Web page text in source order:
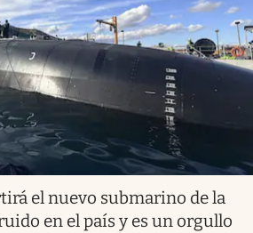
el nuevo submarino de la
en el país y es un orgullo